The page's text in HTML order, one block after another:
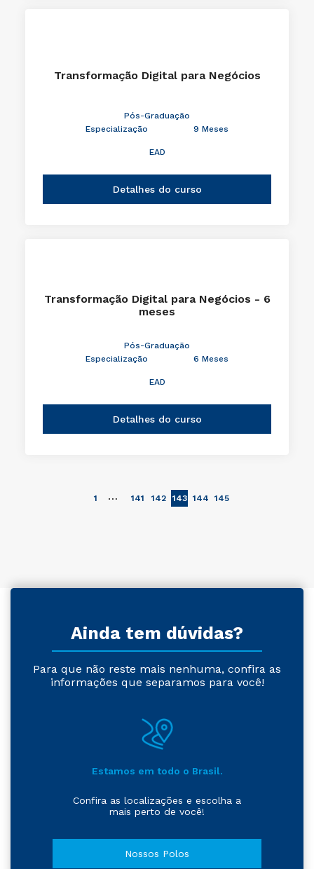
Transformação Digital para Negócios
Pós-Graduação
Especialização
9 Meses
EAD
Detalhes do curso
Transformação Digital para Negócios - 6
meses
Pós-Graduação
Especialização
6 Meses
EAD
Detalhes do curso
1 … 141 142 143 144 145
Ainda tem dúvidas?
Para que não reste mais nenhuma, confira as
informações que separamos para você!
Estamos em todo o Brasil.
Confira as localizações e escolha a
mais perto de você!
Nossos Polos